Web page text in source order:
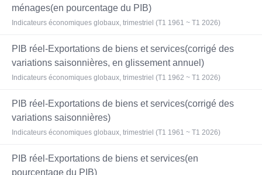
ménages(en pourcentage du PIB)
Indicateurs économiques globaux, trimestriel (T1 1961 ~ T1 2026)
PIB réel-Exportations de biens et services(corrigé des
variations saisonnières, en glissement annuel)
Indicateurs économiques globaux, trimestriel (T1 1962 ~ T1 2026)
PIB réel-Exportations de biens et services(corrigé des
variations saisonnières)
Indicateurs économiques globaux, trimestriel (T1 1961 ~ T1 2026)
PIB réel-Exportations de biens et services(en
pourcentage du PIB)